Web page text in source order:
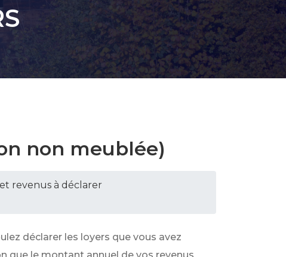
non meublée)
revenus à déclarer
déclarer les loyers que vous avez